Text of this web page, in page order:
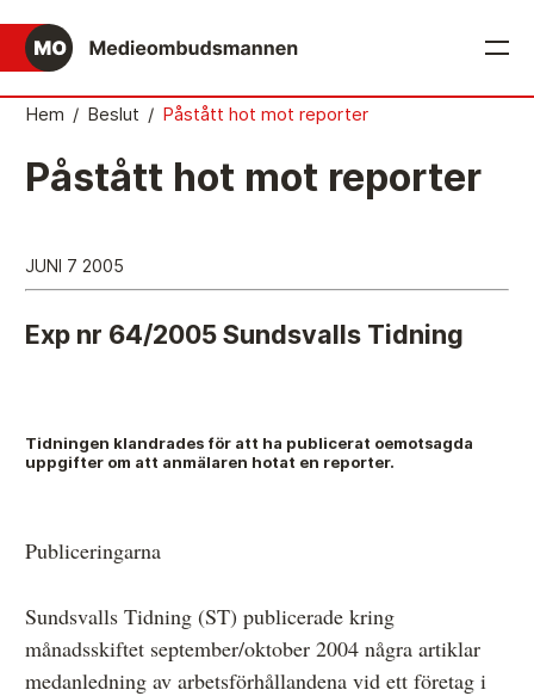
Det medieetiska systemet
Mediernas Etiknämnd fattar de avgörande besluten
systemet
Medieetikens historia
Anmälan och beslut
De senaste besluten
Hem / Beslut / Påstått hot mot reporter
Påstått hot mot reporter
JUNI 7 2005
Exp nr 64/2005 Sundsvalls Tidning
Tidningen klandrades för att ha publicerat oemotsagda
uppgifter om att anmälaren hotat en reporter.
Publiceringarna
Sundsvalls Tidning (ST) publicerade kring
månadsskiftet september/oktober 2004 några artiklar
medanledning av arbetsförhållandena vid ett företag i